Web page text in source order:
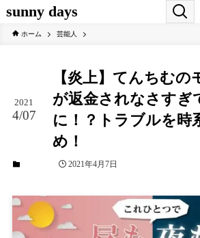
sunny days
ホーム 芸能人
【炎上】てんちむの
が返金されなさすぎ
に！？トラブルを時
め！
2021
4/07
2021年4月7日